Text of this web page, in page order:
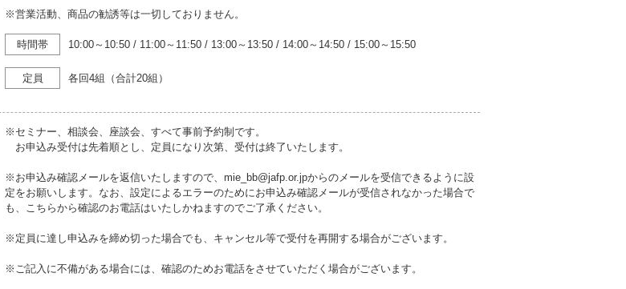
※営業活動、商品の勧誘等は一切しておりません。
時間帯 10:00～10:50 / 11:00～11:50 / 13:00～13:50 / 14:00～14:50 / 15:00～15:50
定員 各回4組（合計20組）
※セミナー、相談会、座談会、すべて事前予約制です。
お申込み受付は先着順とし、定員になり次第、受付は終了いたします。
※お申込み確認メールを返信いたしますので、mie_bb@jafp.or.jpからのメールを受信できるように設
定をお願いします。なお、設定によるエラーのためにお申込み確認メールが受信されなかった場合で
も、こちらから確認のお電話はいたしかねますのでご了承ください。
※定員に達し申込みを締め切った場合でも、キャンセル等で受付を再開する場合がございます。
※ご記入に不備がある場合には、確認のためお電話をさせていただく場合がございます。